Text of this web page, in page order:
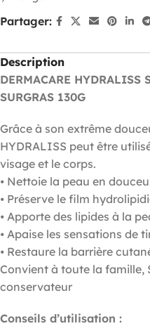
Partager:
Description
DERMACARE HYDRALISS
SURGRAS 130G
Grâce à son extrême
HYDRALISS peut être
visage et le corps.
⦁ Nettoie la peau en
⦁ Préserve le film
⦁ Apporte des lipides à la
⦁ Apaise les sensations de
⦁ Restaure la barrière
Convient à toute la famille,
conservateur
Conseils d’utilisation :